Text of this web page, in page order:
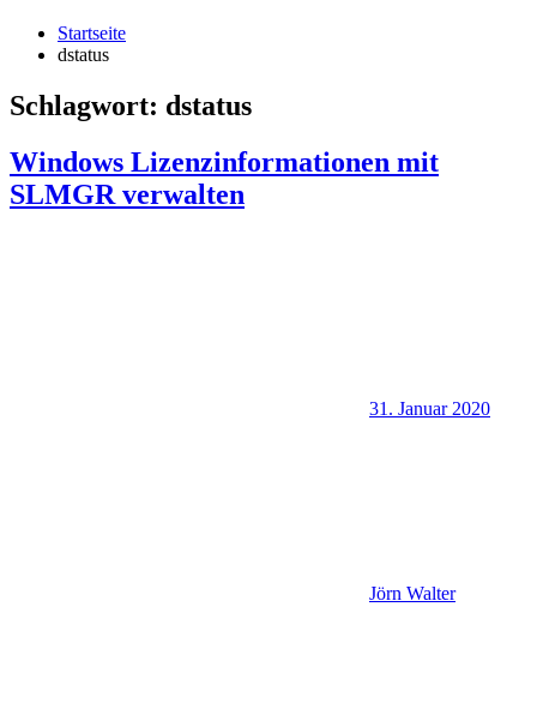
Startseite
dstatus
Schlagwort: dstatus
Windows Lizenzinformationen mit
SLMGR verwalten
31. Januar 2020
Jörn Walter